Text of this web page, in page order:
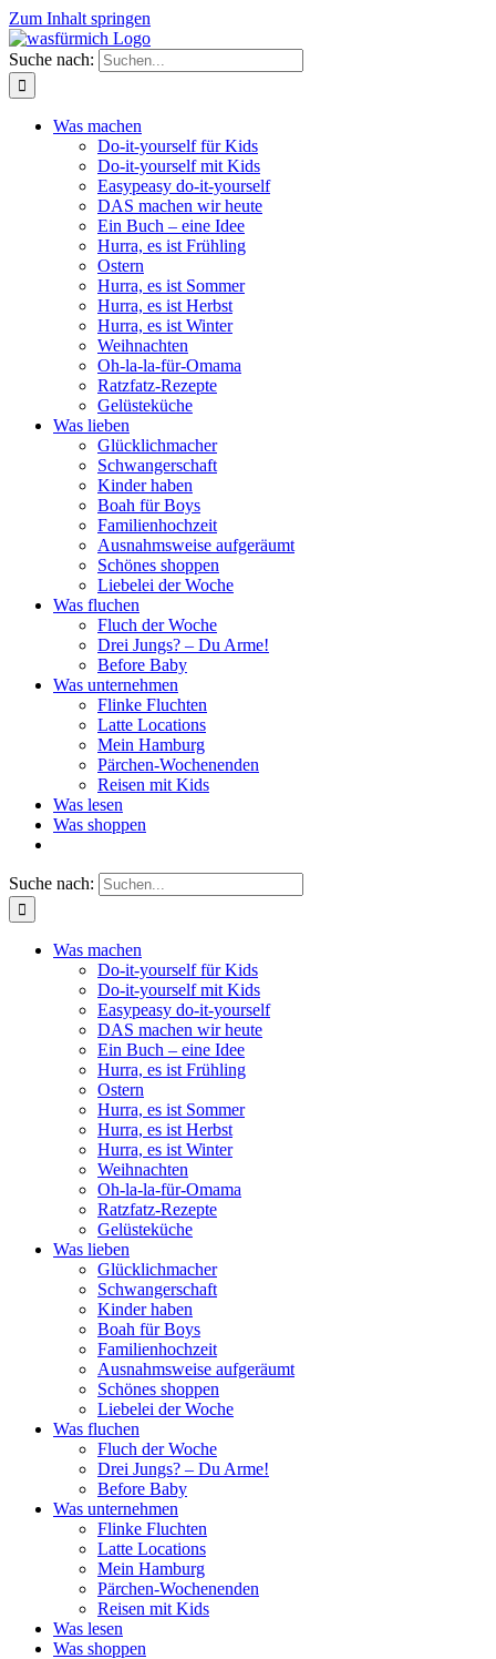
Zum Inhalt springen
Suche nach:
Was machen
Do-it-yourself für Kids
Do-it-yourself mit Kids
Easypeasy do-it-yourself
DAS machen wir heute
Ein Buch – eine Idee
Hurra, es ist Frühling
Ostern
Hurra, es ist Sommer
Hurra, es ist Herbst
Hurra, es ist Winter
Weihnachten
Oh-la-la-für-Omama
Ratzfatz-Rezepte
Gelüsteküche
Was lieben
Glücklichmacher
Schwangerschaft
Kinder haben
Boah für Boys
Familienhochzeit
Ausnahmsweise aufgeräumt
Schönes shoppen
Liebelei der Woche
Was fluchen
Fluch der Woche
Drei Jungs? – Du Arme!
Before Baby
Was unternehmen
Flinke Fluchten
Latte Locations
Mein Hamburg
Pärchen-Wochenenden
Reisen mit Kids
Was lesen
Was shoppen
Suche nach:
Was machen
Do-it-yourself für Kids
Do-it-yourself mit Kids
Easypeasy do-it-yourself
DAS machen wir heute
Ein Buch – eine Idee
Hurra, es ist Frühling
Ostern
Hurra, es ist Sommer
Hurra, es ist Herbst
Hurra, es ist Winter
Weihnachten
Oh-la-la-für-Omama
Ratzfatz-Rezepte
Gelüsteküche
Was lieben
Glücklichmacher
Schwangerschaft
Kinder haben
Boah für Boys
Familienhochzeit
Ausnahmsweise aufgeräumt
Schönes shoppen
Liebelei der Woche
Was fluchen
Fluch der Woche
Drei Jungs? – Du Arme!
Before Baby
Was unternehmen
Flinke Fluchten
Latte Locations
Mein Hamburg
Pärchen-Wochenenden
Reisen mit Kids
Was lesen
Was shoppen